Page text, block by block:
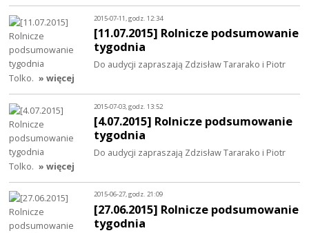
2015-07-11, godz. 12:34
[11.07.2015] Rolnicze podsumowanie
tygodnia
Do audycji zapraszają Zdzisław Tararako i Piotr
Tolko. » więcej
2015-07-03, godz. 13:52
[4.07.2015] Rolnicze podsumowanie
tygodnia
Do audycji zapraszają Zdzisław Tararako i Piotr
Tolko. » więcej
2015-06-27, godz. 21:09
[27.06.2015] Rolnicze podsumowanie
tygodnia